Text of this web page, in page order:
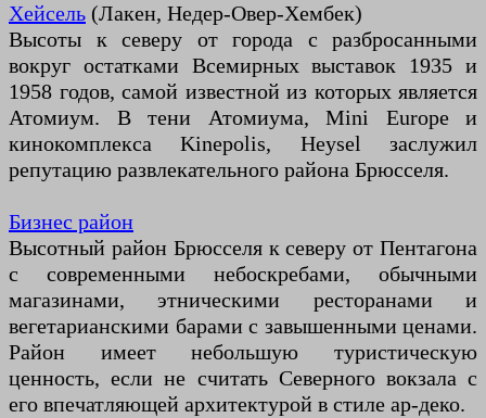
Хейсель (Лакен, Недер-Овер-Хембек)
Высоты к северу от города с разбросанными
вокруг остатками Всемирных выставок 1935 и
1958 годов, самой известной из которых является
Атомиум. В тени Атомиума, Mini Europe и
кинокомплекса Kinepolis, Heysel заслужил
репутацию развлекательного района Брюсселя.
Бизнес район
Высотный район Брюсселя к северу от Пентагона
с современными небоскребами, обычными
магазинами, этническими ресторанами и
вегетарианскими барами с завышенными ценами.
Район имеет небольшую туристическую
ценность, если не считать Северного вокзала с
его впечатляющей архитектурой в стиле ар-деко.